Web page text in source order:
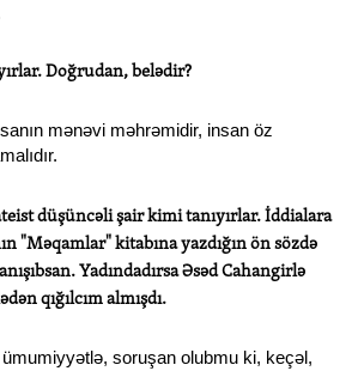
Doğrudan, belədir?
mənəvi məhrəmidir, insan öz
düşüncəli şair kimi tanıyırlar. İddialara
"Məqamlar" kitabına yazdığın ön sözdə
Yadındadırsa Əsəd Cahangirlə
qığılcım almışdı.
soruşan olubmu ki, keçəl,